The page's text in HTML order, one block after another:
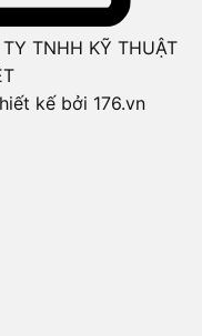
TNHH KỸ THUẬT
kế bởi 176.vn